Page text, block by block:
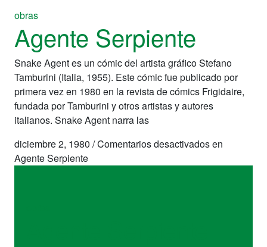
obras
Agente Serpiente
Snake Agent es un cómic del artista gráfico Stefano
Tamburini (Italia, 1955). Este cómic fue publicado por
primera vez en 1980 en la revista de cómics Frigidaire,
fundada por Tamburini y otros artistas y autores
italianos. Snake Agent narra las
diciembre 2, 1980 /Comentarios desactivadosen
Agente Serpiente